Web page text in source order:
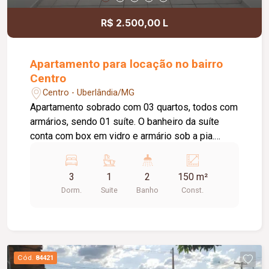
R$ 2.500,00 L
Apartamento para locação no bairro
Centro
Centro - Uberlândia/MG
Apartamento sobrado com 03 quartos, todos com
armários, sendo 01 suíte. O banheiro da suíte
conta com box em vidro e armário sob a pia.
de TV, cozinha com armário sob a pia, área de
serviço com banheiro, quintal e vaga de garagem
para 01 carro pequeno. Agende uma visita e
3
Dorm.
1
Suite
2
Banho
150 m²
Const.
Cód. 84421